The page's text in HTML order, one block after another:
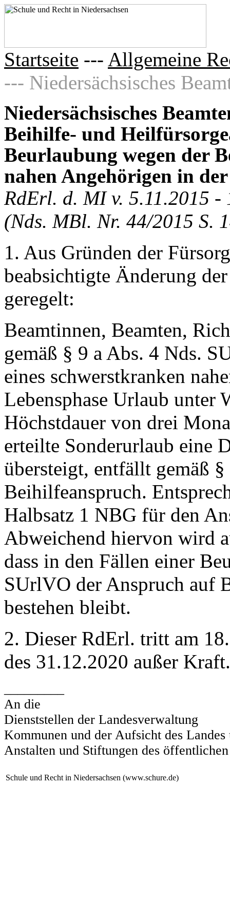
Startseite --- Allgemeine
--- Niedersächsisches
Niedersächsisches
Beihilfe- und
Beurlaubung wegen der
nahen Angehörigen in
RdErl. d. MI v. 5.11.2015 -
(Nds. MBl. Nr. 44/2015 S.
1. Aus Gründen der
beabsichtigte Änderung
geregelt:
Beamtinnen, Beamten,
gemäß § 9 a Abs. 4 Nds.
eines schwerstkranken
Lebensphase Urlaub unter
Höchstdauer von drei
erteilte Sonderurlaub eine
übersteigt, entfällt gemäß
Beihilfeanspruch.
Halbsatz 1 NBG für den
Abweichend hiervon wird
dass in den Fällen einer
SUrlVO der Anspruch auf
bestehen bleibt.
2. Dieser RdErl. tritt am
des 31.12.2020 außer Kraft.
An die
Dienststellen der Landesverwaltung
Kommunen und der Aufsicht des
Anstalten und Stiftungen des
Schule und Recht in Niedersachsen (www.schure.de)